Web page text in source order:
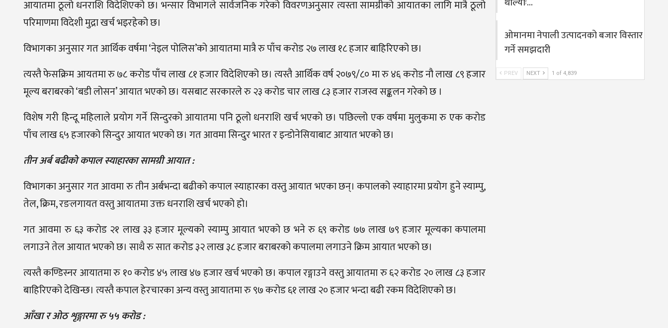
आयातमा ठूलो धनराशि विदेशिएको छ। भन्सार विभागले सार्वजनिक गरेको विवरणअनुसार त्यस्ता सामग्रीको आयातका लागि मात्रै ठूलो
परिमाणमा विदेशी मुद्रा खर्च भइरहेको छ।
विभागका अनुसार गत आर्थिक वर्षमा ‘नेइल पोलिस’को आयातमा मात्रै रु पाँच करोड २७ लाख १८ हजार बाहिरिएको छ।
त्यस्तै फेसक्रिम आयतमा रु ७८ करोड पाँच लाख ८१ हजार विदेशिएको छ। त्यस्तै आर्थिक वर्ष २०७९/८० मा रु ४६ करोड नौ लाख ८९ हजार
मूल्य बराबरको ‘बडी लोसन’ आयात भएको छ। यसबाट सरकारले रु २३ करोड चार लाख ८३ हजार राजस्व सङ्कलन गरेको छ ।
विशेष गरी हिन्दू महिलाले प्रयोग गर्ने सिन्दुरको आयातमा पनि ठूलो धनराशि खर्च भएको छ। पछिल्लो एक वर्षमा मुलुकमा रु एक करोड
पाँच लाख ६५ हजारको सिन्दुर आयात भएको छ। गत आवमा सिन्दुर भारत र इन्डोनेसियाबाट आयात भएको छ।
तीन अर्ब बढीको कपाल स्याहारका सामग्री आयात :
विभागका अनुसार गत आवमा रु तीन अर्बभन्दा बढीको कपाल स्याहारका वस्तु आयात भएका छन्। कपालको स्याहारमा प्रयोग हुने स्याम्पु,
तेल, क्रिम, रङलगायत वस्तु आयातमा उक्त धनराशि खर्च भएको हो।
गत आवमा रु ६३ करोड २१ लाख ३३ हजार मूल्यको स्याम्पु आयात भएको छ भने रु ६९ करोड ७७ लाख ७९ हजार मूल्यका कपालमा
लगाउने तेल आयात भएको छ। साथै रु सात करोड ३२ लाख ३८ हजार बराबरको कपालमा लगाउने क्रिम आयात भएको छ।
त्यस्तै कण्डिस्नर आयातमा रु १० करोड ४५ लाख ४७ हजार खर्च भएको छ। कपाल रङ्गाउने वस्तु आयातमा रु ६२ करोड २० लाख ८३ हजार
बाहिरिएको देखिन्छ। त्यस्तै कपाल हेरचारका अन्य वस्तु आयातमा रु ९७ करोड ६१ लाख २० हजार भन्दा बढी रकम विदेशिएको छ।
आँखा र ओठ शृङ्गारमा रु ५५ करोड :
ओमानमा नेपाली उत्पादनको बजार विस्तार
गर्ने समझदारी
PREV NEXT 1 of 4,839